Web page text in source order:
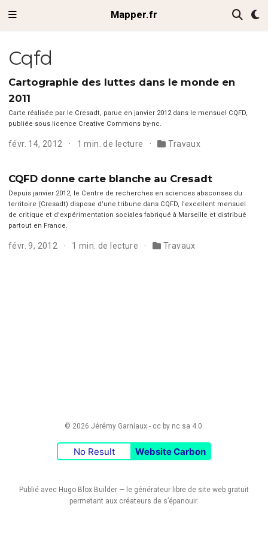
Mapper.fr
Cqfd
Cartographie des luttes dans le monde en
2011
Carte réalisée par le Cresadt, parue en jan­vi­er 2012 dans le men­su­el CQFD,
pub­liée sous licence Cre­ative Com­mons by-nc.
févr. 14, 2012 1 min. de lecture Travaux
CQFD donne carte blanche au Cresadt
Depuis jan­vi­er 2012, le Cen­tre de recherch­es en sci­ences abscons­es du
ter­ri­toire (Cre­sadt) dis­pose d’une tri­bune dans CQFD, l’ex­cel­lent men­su­el
de cri­tique et d’ex­péri­men­ta­tion sociales fab­riqué à Mar­seille et dis­tribué
partout en France.
févr. 9, 2012 1 min. de lecture Travaux
© 2026 Jérémy Garniaux - cc by nc sa 4.0.
No Result Website Carbon
Publié avec Hugo Blox Builder — le générateur libre de site web gratuit
permetant aux créateurs de s’épanouir.